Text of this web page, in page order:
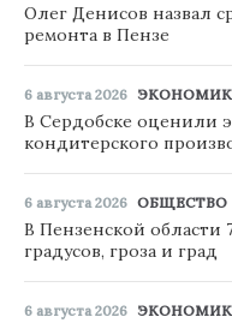
Олег Денисов назвал
ремонта в Пензе
6 августа 2026
В Сердобске оценили
кондитерского
6 августа 2026 ОБЩЕСТВО
В Пензенской области
градусов, гроза и град
6 августа 2026